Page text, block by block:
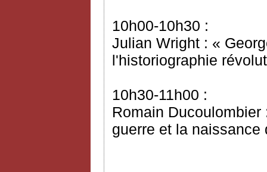
10h00-10h30 :
Julian Wright : «
l'historiographie
10h30-11h00 :
Romain
guerre et la naissance